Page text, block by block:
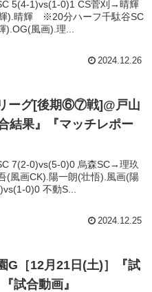
5(4-1)vs(1-0)1 CS菅刈→晴輝
).晴輝 ※20分ハーフ千駄谷SC
風画).理...
2024.12.26
ーグ[後期⑥⑦戦]@戸山
結果』『マッチレポー
7(2-0)vs(5-0)0 烏森SC→理玖
(風画CK).陽一朗(壮悟).風画(陽
0)0 不動S...
2024.12.25
G［12月21日(土)］『試
試合動画』